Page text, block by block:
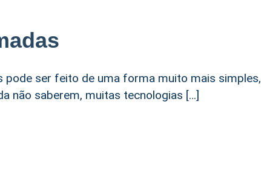
pode ser feito de uma forma muito mais simples,
não saberem, muitas tecnologias […]